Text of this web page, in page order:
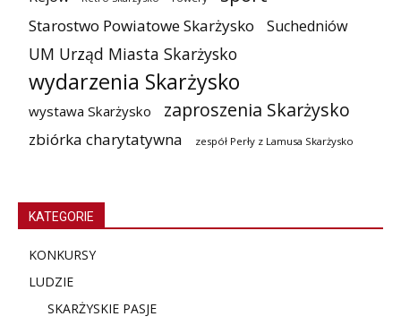
Starostwo Powiatowe Skarżysko Suchedniów
UM Urząd Miasta Skarżysko
wydarzenia Skarżysko
wystawa Skarżysko zaproszenia Skarżysko
zbiórka charytatywna zespół Perły z Lamusa Skarżysko
KATEGORIE
KONKURSY
LUDZIE
SKARŻYSKIE PASJE